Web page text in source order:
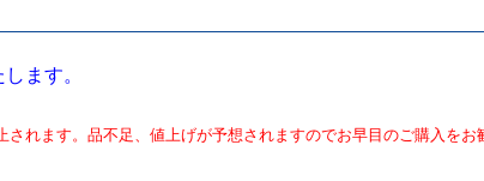
ます。
れます。品不足、値上げが予想されますのでお早目のご購入をお